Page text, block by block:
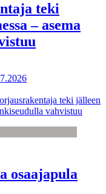
teki
– asema
teki jälleen
vahvistuu
osaajapula